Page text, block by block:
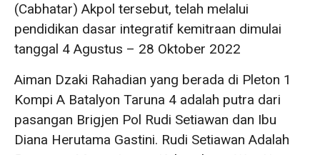
(Cabhatar) Akpol tersebut, telah melalui
pendidikan dasar integratif kemitraan dimulai
tanggal 4 Agustus – 28 Oktober 2022
Aiman Dzaki Rahadian yang berada di Pleton 1
Kompi A Batalyon Taruna 4 adalah putra dari
pasangan Brigjen Pol Rudi Setiawan dan Ibu
Diana Herutama Gastini. Rudi Setiawan Adalah